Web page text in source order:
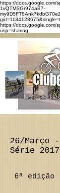
https://docs.google.com/
1vQTMSGr974aB7-
https://docs.google.com/
usp=sharing
26/Março -
Série 2017
6ª edição